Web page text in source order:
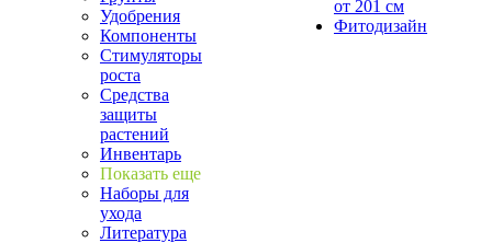
Удобрения
Компоненты
Стимуляторы
роста
Средства
защиты
растений
Инвентарь
Показать еще
Наборы для
ухода
Литература
от 201 см
Фитодизайн